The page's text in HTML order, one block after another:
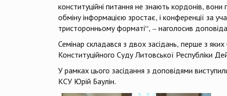
конституційні питання не знають кордонів,
обміну інформацією зростає, і конференції за
тристоронньому форматі“, – наголосив
Семінар складався з двох засідань, перше з
Конституційного Суду Литовської Республіки
У рамках цього засідання з доповідями
КСУ Юрій Баулін.